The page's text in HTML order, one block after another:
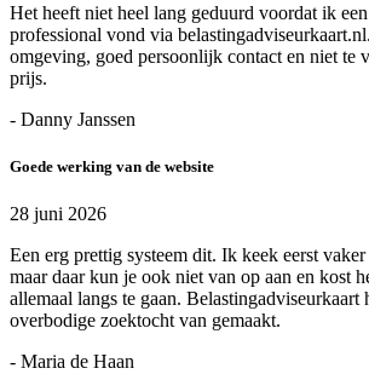
Het heeft niet heel lang geduurd voordat ik
professional vond via
omgeving, goed persoonlijk contact en niet te
prijs.
- Danny Janssen
Goede werking van de website
28 juni 2026
Een erg prettig systeem dit. Ik keek eerst
maar daar kun je ook niet van op aan en kost
allemaal langs te gaan. Belastingadviseurkaart
overbodige zoektocht van gemaakt.
- Maria de Haan